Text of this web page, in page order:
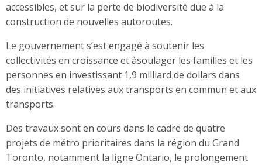
accessibles, et sur la perte de biodiversité due à la
construction de nouvelles autoroutes.
Le gouvernement s’est engagé à soutenir les
collectivités en croissance et àsoulager les familles et les
personnes en investissant 1,9 milliard de dollars dans
des initiatives relatives aux transports en commun et aux
transports.
Des travaux sont en cours dans le cadre de quatre
projets de métro prioritaires dans la région du Grand
Toronto, notamment la ligne Ontario, le prolongement